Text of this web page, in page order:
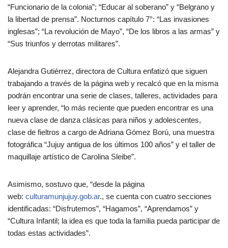
“Funcionario de la colonia”; “Educar al soberano” y “Belgrano y
la libertad de prensa”. Nocturnos capítulo 7°: “Las invasiones
inglesas”; “La revolución de Mayo”, “De los libros a las armas” y
“Sus triunfos y derrotas militares”.
Alejandra Gutiérrez, directora de Cultura enfatizó que siguen
trabajando a través de la página web y recalcó que en la misma
podrán encontrar una serie de clases, talleres, actividades para
leer y aprender, “lo más reciente que pueden encontrar es una
nueva clase de danza clásicas para niños y adolescentes,
clase de fieltros a cargo de Adriana Gómez Ború, una muestra
fotográfica “Jujuy antigua de los últimos 100 años” y el taller de
maquillaje artístico de Carolina Sleibe”.
Asimismo, sostuvo que, “desde la página
web: culturamunjujuy.gob.ar., se cuenta con cuatro secciones
identificadas: “Disfrutemos”, “Hagamos”, “Aprendamos” y
“Cultura Infantil; la idea es que toda la familia pueda participar de
todas estas actividades”.